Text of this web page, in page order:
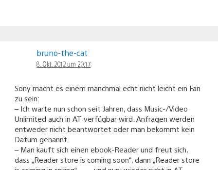
bruno-the-cat
8. Okt. 2012 um 20:17
Sony macht es einem manchmal echt nicht leicht ein Fan
zu sein:
– Ich warte nun schon seit Jahren, dass Music-/Video
Unlimited auch in AT verfügbar wird. Anfragen werden
entweder nicht beantwortet oder man bekommt kein
Datum genannt.
– Man kauft sich einen ebook-Reader und freut sich,
dass „Reader store is coming soon“, dann „Reader store